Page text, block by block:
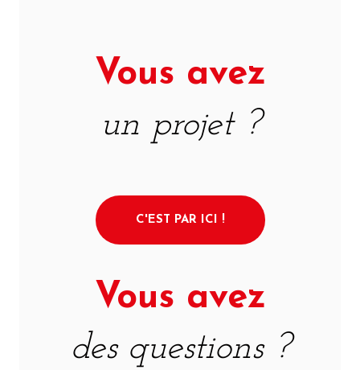
Vous avez
un projet ?
C'EST PAR ICI !
Vous avez
des questions ?